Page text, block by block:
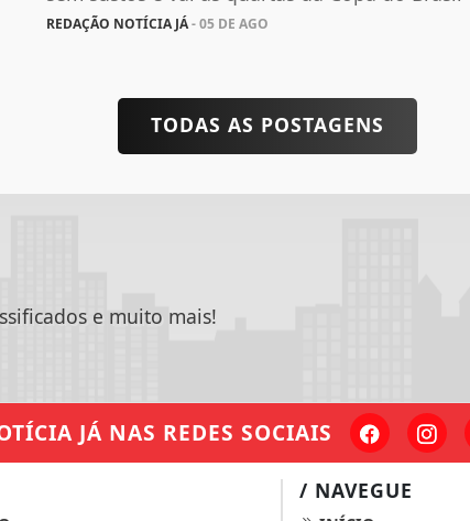
REDAÇÃO NOTÍCIA JÁ- 05 DE AGO
TODAS AS POSTAGENS
e muito mais!
JÁ NAS REDES SOCIAIS
/ NAVEGUE